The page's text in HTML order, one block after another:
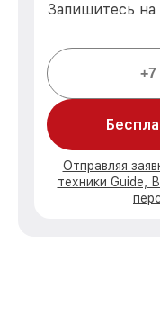
Запишитесь на
Отправляя
техники Guide,